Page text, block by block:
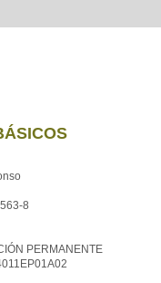
8
PERMANENTE